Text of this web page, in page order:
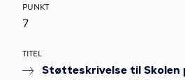
PUNKT
7
TITEL
Støtteskrivelse til Skolen